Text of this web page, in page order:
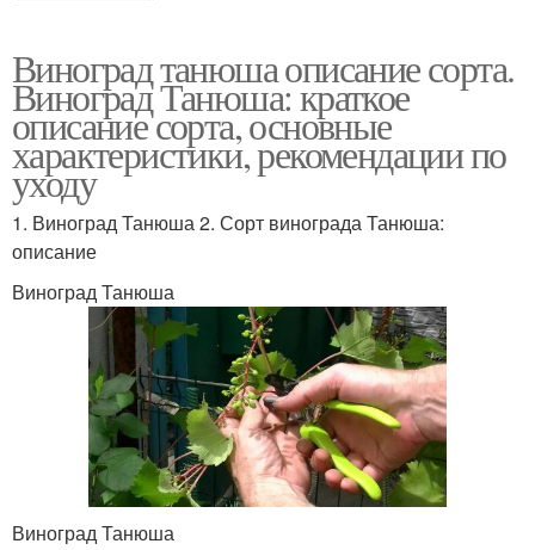
Виноград танюша описание сорта.
Виноград Танюша: краткое
описание сорта, основные
характеристики, рекомендации по
уходу
1. Виноград Танюша 2. Сорт винограда Танюша:
описание
Виноград Танюша
Виноград Танюша